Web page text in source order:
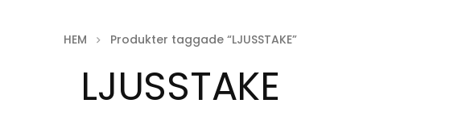
HEM Produkter taggade “LJUSSTAKE”
LJUSSTAKE